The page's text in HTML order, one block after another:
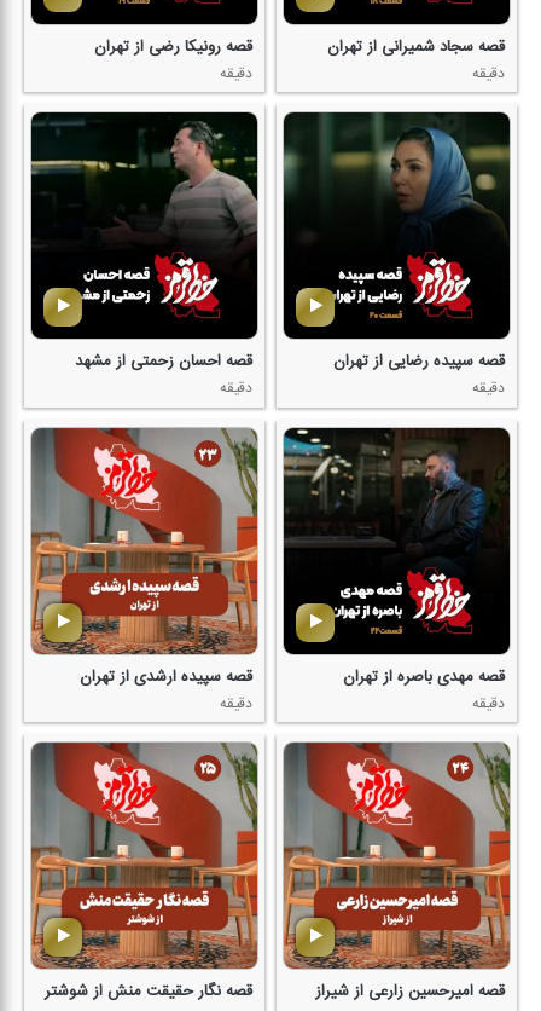
قصه سجاد شمیرانی از تهران
دقیقه
قصه رونیكا رضی از تهران
دقیقه
قصه سپیده رضایی از تهران
دقیقه
قصه احسان زحمتی از مشهد
دقیقه
قصه مهدی باصره از تهران
دقیقه
قصه سپیده ارشدی از تهران
دقیقه
قصه امیرحسین زارعی از شیراز قصه نگار حقیقت منش از شوشتر